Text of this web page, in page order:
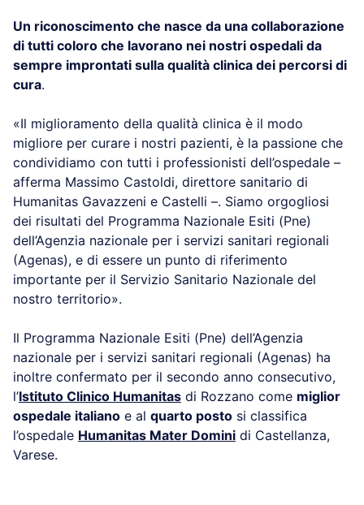
Un riconoscimento che nasce da una collaborazione
di tutti coloro che lavorano nei nostri ospedali da
sempre improntati sulla qualità clinica dei percorsi di
cura.
«Il miglioramento della qualità clinica è il modo
migliore per curare i nostri pazienti, è la passione che
condividiamo con tutti i professionisti dell’ospedale –
afferma Massimo Castoldi, direttore sanitario di
Humanitas Gavazzeni e Castelli –. Siamo orgogliosi
dei risultati del Programma Nazionale Esiti (Pne)
dell’Agenzia nazionale per i servizi sanitari regionali
(Agenas), e di essere un punto di riferimento
importante per il Servizio Sanitario Nazionale del
nostro territorio».
Il Programma Nazionale Esiti (Pne) dell’Agenzia
nazionale per i servizi sanitari regionali (Agenas) ha
inoltre confermato per il secondo anno consecutivo,
l’Istituto Clinico Humanitas di Rozzano come miglior
ospedale italiano e al quarto posto si classifica
l’ospedale Humanitas Mater Domini di Castellanza,
Varese.